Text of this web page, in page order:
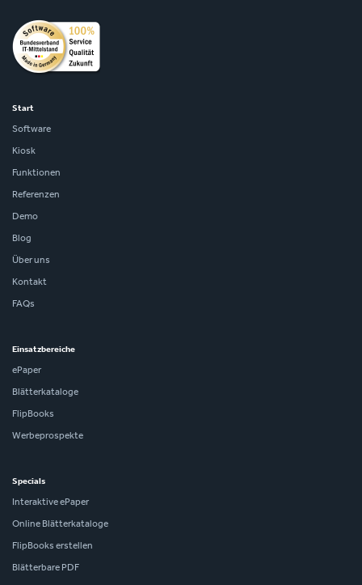
Start
Software
Kiosk
Funktionen
Referenzen
Demo
Blog
Über uns
Kontakt
FAQs
Einsatzbereiche
ePaper
Blätterkataloge
FlipBooks
Werbeprospekte
Specials
Interaktive ePaper
Online Blätterkataloge
FlipBooks erstellen
Blätterbare PDF